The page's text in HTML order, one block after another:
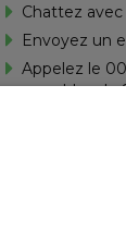
Chattez
Envoyez un
Appelez le
ouvrables de